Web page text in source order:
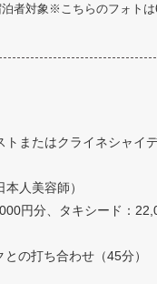
者対象※こちらのフォトは
トまたはクライネシャ
人美容師）
円分、タキシード：
の打ち合わせ（45分）